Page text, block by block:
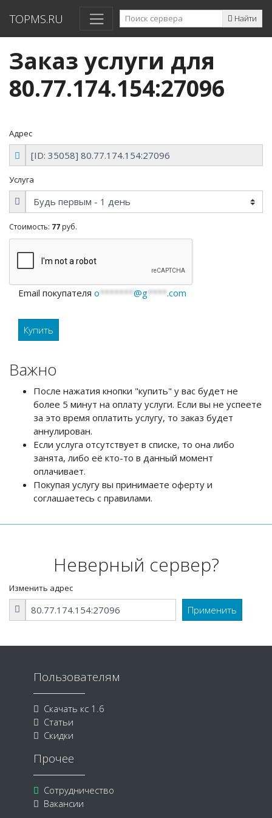
TOPMS.RU Найти
Заказ услуги для
80.77.174.154:27096
Адрес
Услуга
Стоимость: 77 руб.
Email покупателя o*******@g****.com
Важно
После нажатия кнопки "купить" у вас будет не
более 5 минут на оплату услуги. Если вы не успеете
за это время оплатить услугу, то заказ будет
аннулирован.
Если услуга отсутствует в списке, то она либо
занята, либо её кто-то в данный момент
оплачивает.
Покупая услугу вы принимаете оферту и
соглашаетесь с правилами.
Неверный сервер?
Изменить адрес
Пользователям
Скачать кс 1.6
Статьи
Скидки
Прочее
Сотрудничество
Вакансии